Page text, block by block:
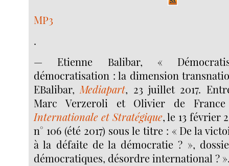
MP3
.
— Etienne Balibar, «
démocratisation : la dimension
EBalibar,Mediapart, 23 juillet 2017.
Marc Verzeroli et Olivier de
Internationale et Stratégique, le 13 février
n° 106 (été 2017) sous le titre : « De la
à la défaite de la démocratie ? »,
démocratiques, désordre international ?